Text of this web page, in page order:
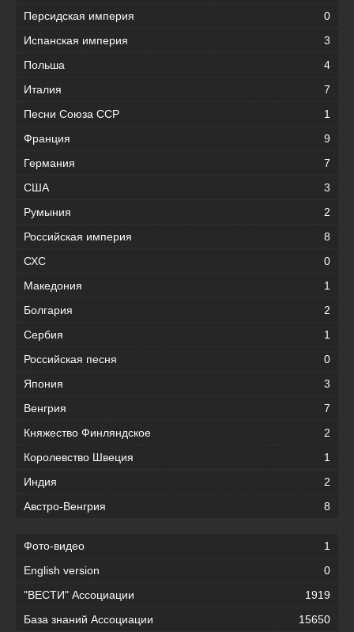
Персидская империя
0
Испанская империя
3
Польша
4
Италия
7
Песни Союза ССР
1
Франция
9
Германия
7
США
3
Румыния
2
Российская империя
8
СХС
0
Македония
1
Болгария
2
Сербия
1
Российская песня
0
Япония
3
Венгрия
7
Княжество Финляндское
2
Королевство Швеция
1
Индия
2
Австро-Венгрия
8
Фото-видео
1
English version
0
"ВЕСТИ" Ассоциации
1919
База знаний Ассоциации
15650